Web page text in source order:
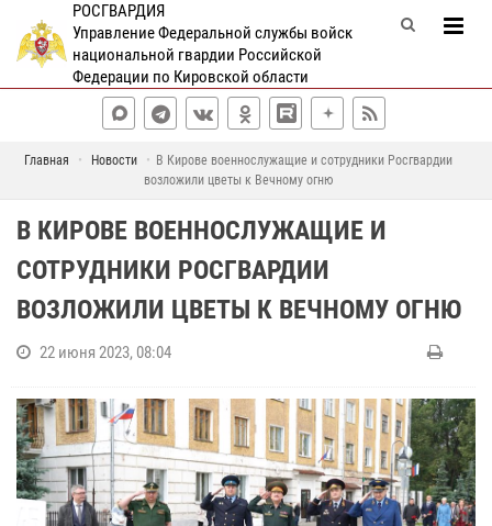
РОСГВАРДИЯ
Управление Федеральной службы войск
национальной гвардии Российской
Федерации по Кировской области
Главная Новости
В Кирове военнослужащие и сотрудники Росгвардии
возложили цветы к Вечному огню
В КИРОВЕ ВОЕННОСЛУЖАЩИЕ И
СОТРУДНИКИ РОСГВАРДИИ
ВОЗЛОЖИЛИ ЦВЕТЫ К ВЕЧНОМУ ОГНЮ
22 июня 2023, 08:04